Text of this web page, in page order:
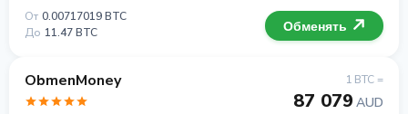
От 0.00717019 BTC
До 11.47 BTC Обменять
ObmenMoney 1 BTC =
87 079 AUD